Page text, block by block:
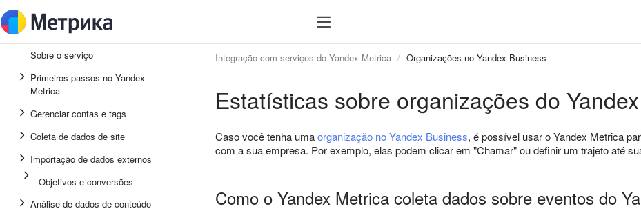
Sobre o serviço
Primeiros passos no Yandex
Metrica
Gerenciar contas e tags
Coleta de dados de site
Importação de dados externos
Objetivos e conversões
Análise de dados de conteúdo
Integração com serviços do Yandex Metrica Organizações no Yandex Business
Estatísticas sobre organizações do
Caso você tenha umaorganização no Yandex Business, é possível usar o Yandex Metrica
com a sua empresa. Por exemplo, elas podem clicar em "Chamar" ou definir um trajeto até
Como o Yandex Metrica coleta dados sobre eventos do